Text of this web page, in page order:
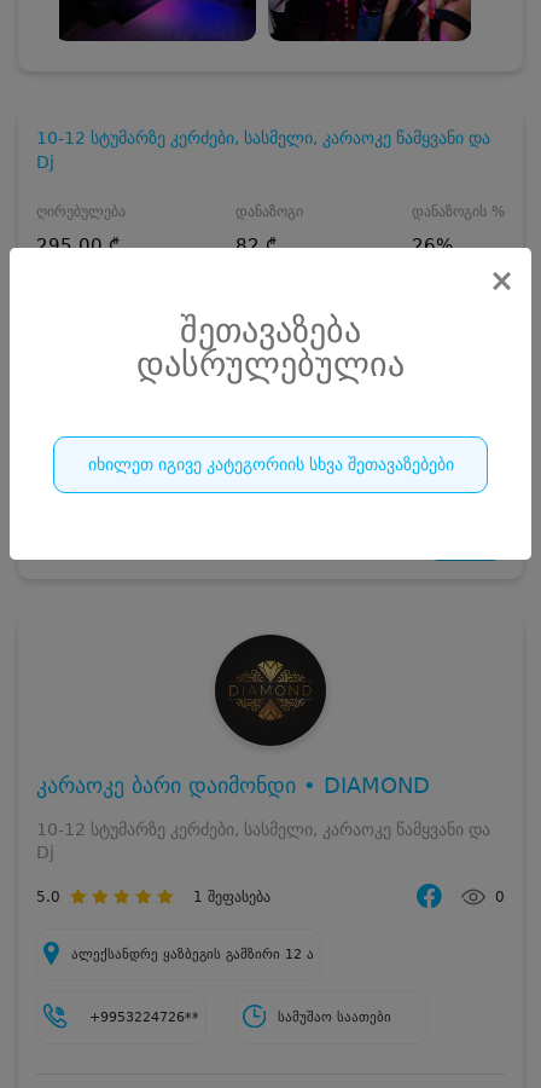
×
შეთავაზება
დასრულებულია
იხილეთ იგივე კატეგორიის სხვა შეთავაზებები
10-12 სტუმარზე კერძები, სასმელი, კარაოკე წამყვანი და
Dj
ღირებულება
295.00 ₾
დანაზოგი
82 ₾
დანაზოგის %
26%
კარაოკე ბარი დაიმონდი • DIAMOND
10-12 სტუმარზე კერძები, სასმელი, კარაოკე წამყვანი და
Dj
5.0 1 შეფასება 0
ალექსანდრე ყაზბეგის გამზირი 12 ა
+9953224726** სამუშაო საათები